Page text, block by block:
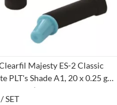
Majesty ES-2 Classic
PLT's Shade A1, 20 x 0.25 g
3110KA)
/ SET